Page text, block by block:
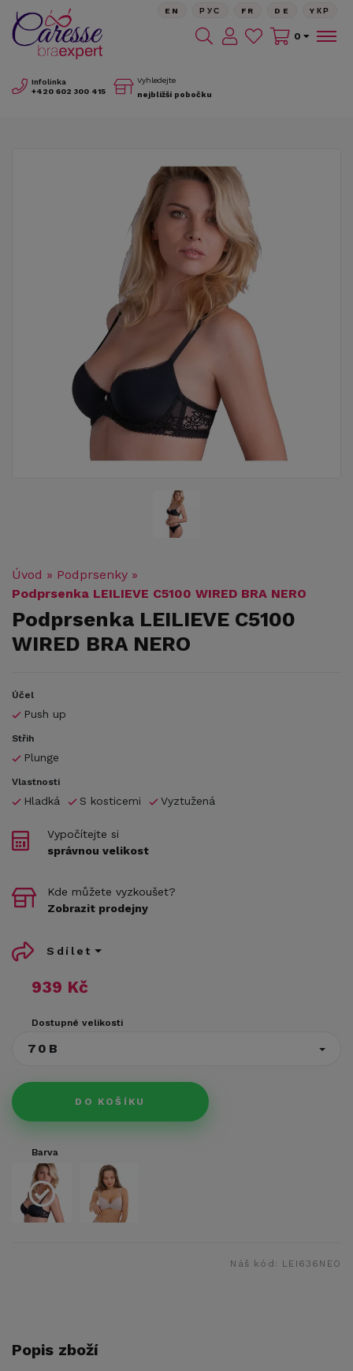
Infolinka
+420 602 300 415
Vyhledejte
nejbližší pobočku
EN РУС FR DE YКР
0
Úvod » Podprsenky »
Podprsenka LEILIEVE C5100 WIRED BRA NERO
Podprsenka LEILIEVE C5100
WIRED BRA NERO
Účel
Push up
Střih
Plunge
Vlastnosti
Hladká S kosticemi Vyztužená
939 Kč
Dostupné velikosti
70B
DO KOŠÍKU
Vypočítejte si
správnou velikost
Kde můžete vyzkoušet?
Zobrazit prodejny
Sdílet
Barva
Náš kód: LEI636NEO
Popis zboží